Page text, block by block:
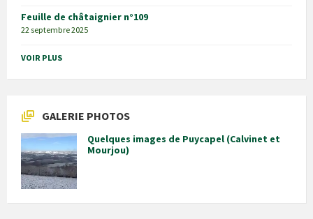
Feuille de châtaignier n°109
22 septembre 2025
VOIR PLUS
GALERIE PHOTOS
Quelques images de Puycapel (Calvinet et
Mourjou)